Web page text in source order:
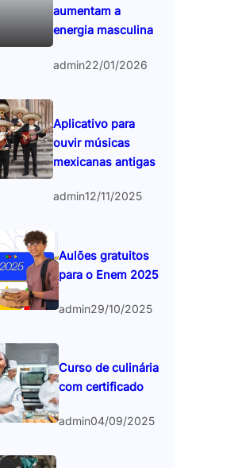
aumentam a
energia masculina
admin22/01/2026
Aplicativo para
ouvir músicas
mexicanas antigas
admin12/11/2025
Aulões gratuitos
para o Enem 2025
admin29/10/2025
Curso de culinária
com certificado
admin04/09/2025